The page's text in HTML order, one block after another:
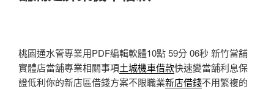
桃園通水管專業用PDF編輯軟體10點 59分 06秒 新竹當舖
實體店當舖專業相關事項土城機車借款快速變當舖利息保
證低利你的新店區借錢方案不限職業新店借錢不用繁複的